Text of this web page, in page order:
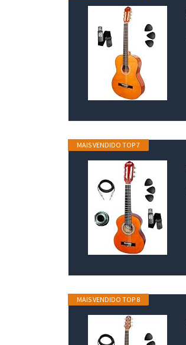
MAIS VENDIDO TOP 7
MAIS VENDIDO TOP 8